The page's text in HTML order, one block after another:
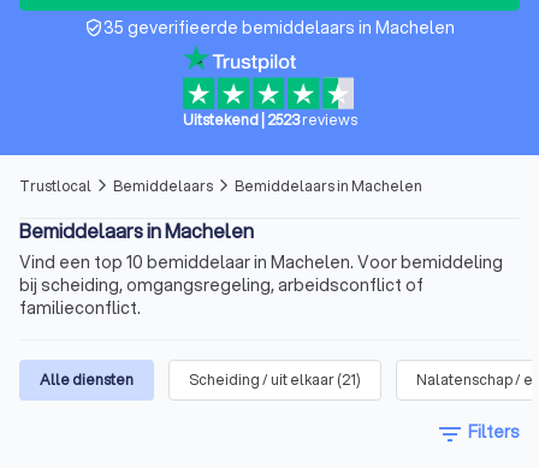
verified_user35 geverifieerde bemiddelaars in Machelen
Uitstekend| 2523 reviews
Trustlocal arrow_forward_ios Bemiddelaars arrow_forward_ios Bemiddelaars in Machelen
Bemiddelaars in Machelen
Vind een top 10 bemiddelaar in Machelen. Voor bemiddeling
bij scheiding, omgangsregeling, arbeidsconflict of
familieconflict.
Alle diensten Scheiding / uit elkaar(21) Nalatenschap /
filter_list Filters